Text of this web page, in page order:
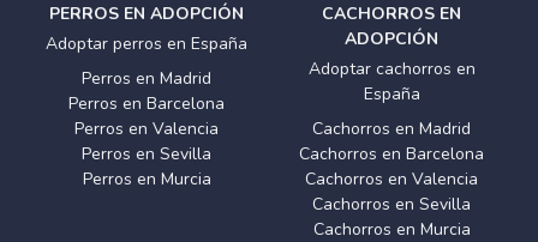
PERROS EN ADOPCIÓN
Adoptar perros en España
Perros en Madrid
Perros en Barcelona
Perros en Valencia
Perros en Sevilla
Perros en Murcia
CACHORROS EN
ADOPCIÓN
Adoptar cachorros en
España
Cachorros en Madrid
Cachorros en Barcelona
Cachorros en Valencia
Cachorros en Sevilla
Cachorros en Murcia